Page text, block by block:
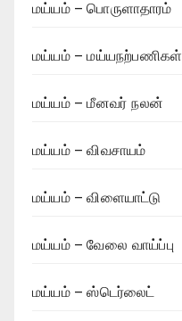
மய்யம் – பொருளாதாரம்
மய்யம் – மய்யநற்பணிகள்
மய்யம் – மீனவர் நலன்
மய்யம் – விவசாயம்
மய்யம் – விளையாட்டு
மய்யம் – வேலை வாய்ப்பு
மய்யம் – ஸ்டெர்லைட்